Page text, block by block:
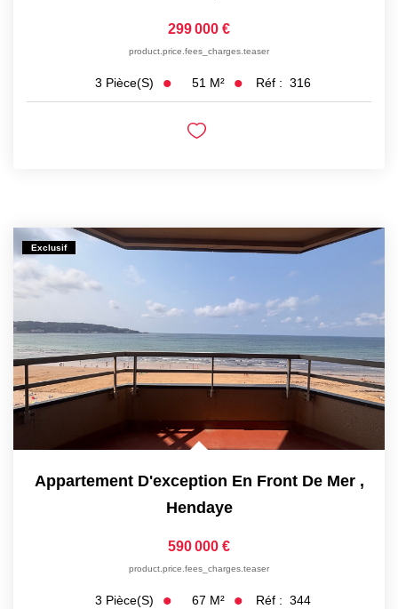
299 000 €
product.price.fees_charges.teaser
3 Pièce(s) 51 M² Réf : 316
Exclusif
Appartement D'exception En Front De Mer ,
Hendaye
590 000 €
product.price.fees_charges.teaser
3 Pièce(s) 67 M² Réf : 344